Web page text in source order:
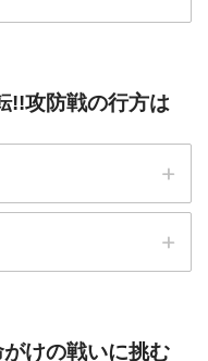
視聴する方法
!!攻防戦の行方は
けの戦いに挑む